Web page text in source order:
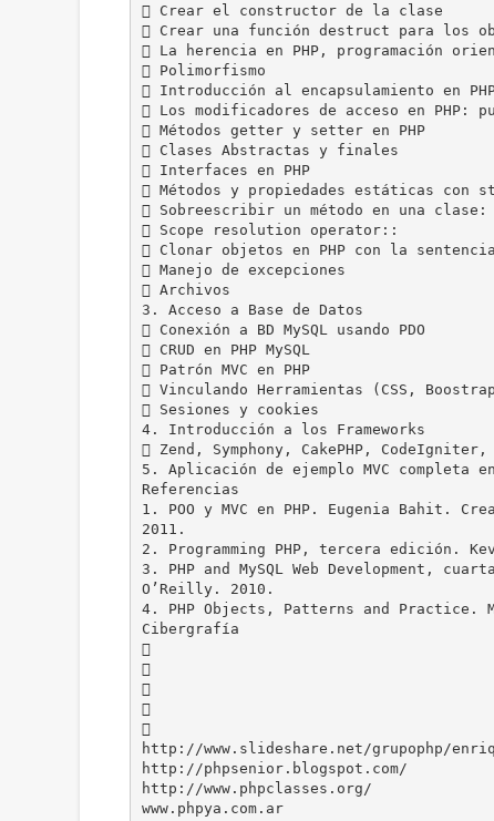
 Crear el constructor de la clase
 Crear una función destruct para los
 La herencia en PHP, programación
 Polimorfismo
 Introducción al encapsulamiento en
 Los modificadores de acceso en
 Métodos getter y setter en PHP
 Clases Abstractas y finales
 Interfaces en PHP
 Métodos y propiedades estáticas con
 Sobreescribir un método en una
 Scope resolution operator::
 Clonar objetos en PHP con la
 Manejo de excepciones
 Archivos
3. Acceso a Base de Datos
 Conexión a BD MySQL usando PDO
 CRUD en PHP MySQL
 Patrón MVC en PHP
 Vinculando Herramientas (CSS,
 Sesiones y cookies
4. Introducción a los Frameworks
 Zend, Symphony, CakePHP,
5. Aplicación de ejemplo MVC completa en
Referencias
1. POO y MVC en PHP. Eugenia Bahit.
2011.
2. Programming PHP, tercera edición.
3. PHP and MySQL Web Development,
O’Reilly. 2010.
4. PHP Objects, Patterns and Practice.
Cibergrafía





http://www.slideshare.net/grupophp/
http://phpsenior.blogspot.com/
http://www.phpclasses.org/
www.phpya.com.ar